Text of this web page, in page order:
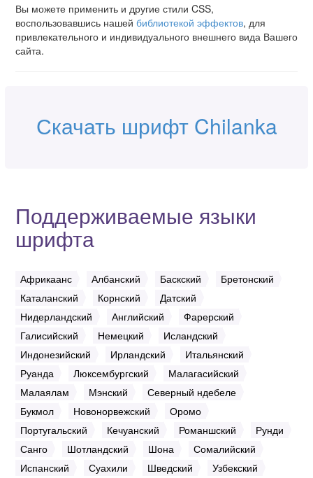
Вы можете применить и другие стили CSS,
воспользовавшись нашей библиотекой эффектов, для
привлекательного и индивидуального внешнего вида Вашего
сайта.
Скачать шрифт Chilanka
Поддерживаемые языки
шрифта
Африкаанс Албанский Баскский
Бретонский
Каталанский
Корнский
Датский
Нидерландский
Английский
Фарерский
Галисийский
Немецкий
Исландский
Индонезийский
Ирландский
Итальянский
Руанда
Люксембургский
Малагасийский
Малаялам
Мэнский
Северный ндебеле
Букмол
Новонорвежский
Оромо
Португальский
Кечуанский Романшский
Рунди
Санго
Шотландский Шона
Сомалийский
Испанский
Суахили Шведский
Узбекский